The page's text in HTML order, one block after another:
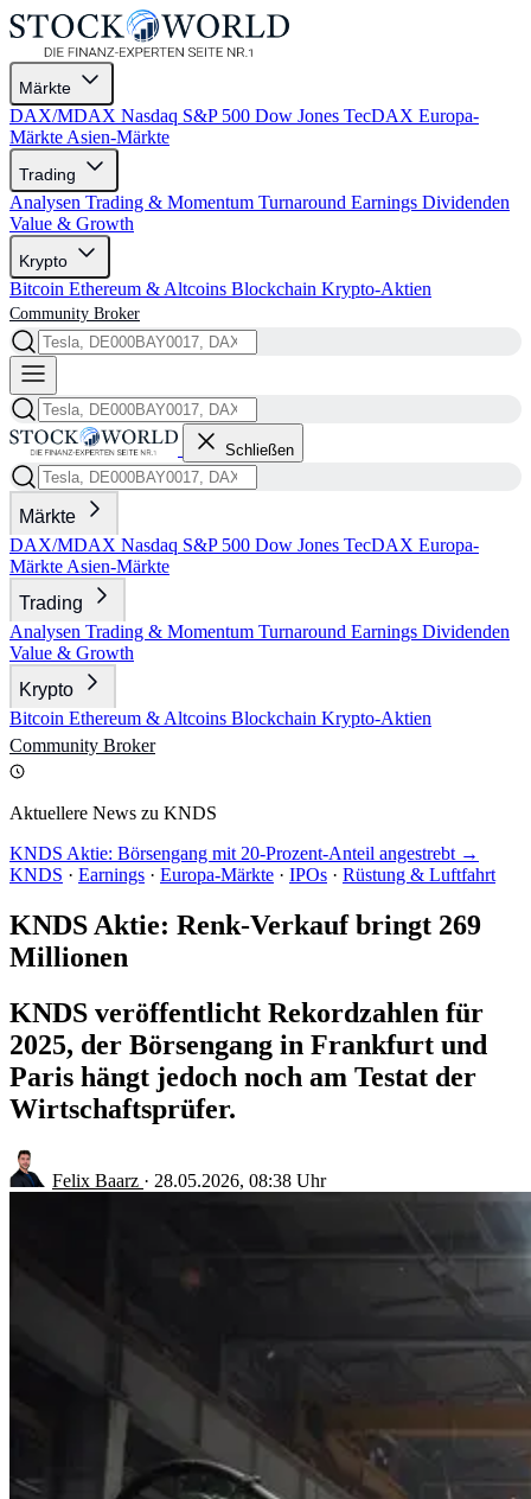
Märkte
DAX/MDAX Nasdaq S&P 500 Dow Jones TecDAX Europa-
Märkte Asien-Märkte
Trading
Analysen Trading & Momentum Turnaround Earnings Dividenden
Value & Growth
Krypto
Bitcoin Ethereum & Altcoins Blockchain Krypto-Aktien
Community Broker
Schließen
Märkte
DAX/MDAX Nasdaq S&P 500 Dow Jones TecDAX Europa-
Märkte Asien-Märkte
Trading
Analysen Trading & Momentum Turnaround Earnings Dividenden
Value & Growth
Krypto
Bitcoin Ethereum & Altcoins Blockchain Krypto-Aktien
Community Broker
Aktuellere News zu KNDS
KNDS Aktie: Börsengang mit 20-Prozent-Anteil angestrebt →
KNDS · Earnings · Europa-Märkte · IPOs · Rüstung & Luftfahrt
KNDS Aktie: Renk-Verkauf bringt 269
Millionen
KNDS veröffentlicht Rekordzahlen für
2025, der Börsengang in Frankfurt und
Paris hängt jedoch noch am Testat der
Wirtschaftsprüfer.
Felix Baarz · 28.05.2026, 08:38 Uhr